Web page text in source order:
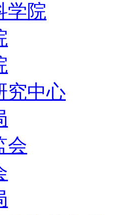
学院
究中心
会